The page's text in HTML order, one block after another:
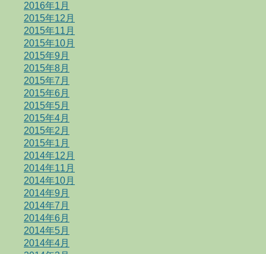
2016年1月
2015年12月
2015年11月
2015年10月
2015年9月
2015年8月
2015年7月
2015年6月
2015年5月
2015年4月
2015年2月
2015年1月
2014年12月
2014年11月
2014年10月
2014年9月
2014年7月
2014年6月
2014年5月
2014年4月